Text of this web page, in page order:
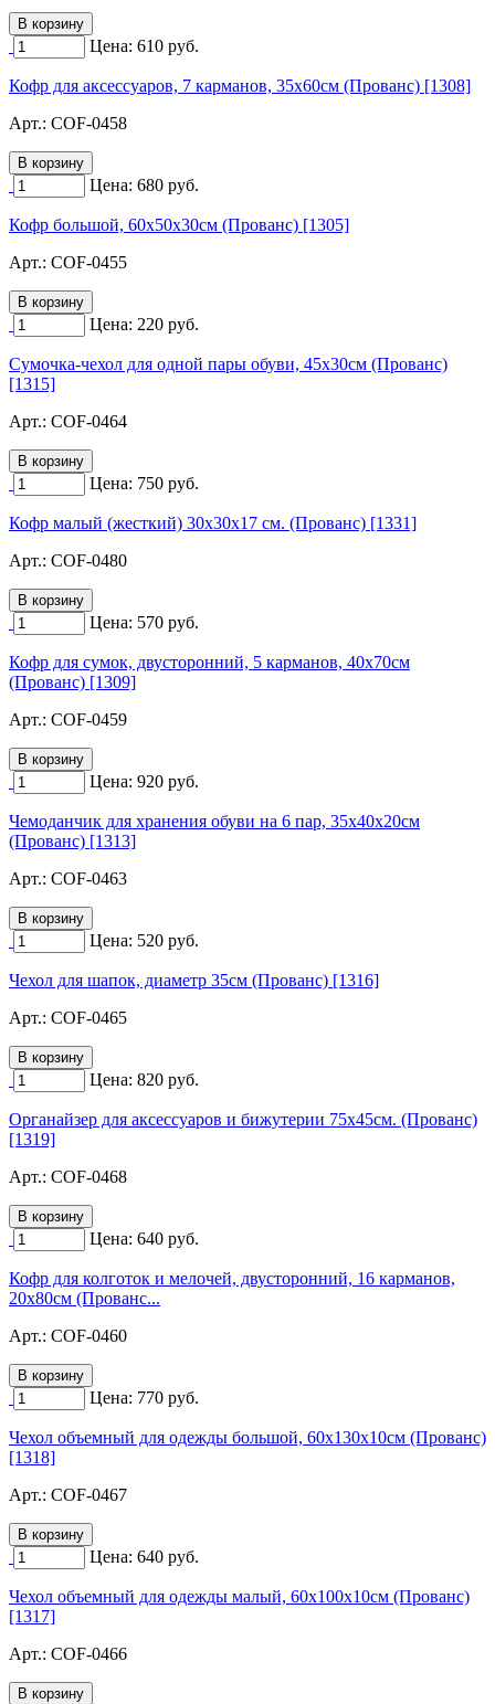
Цена: 610 руб.
Кофр для аксессуаров, 7 карманов, 35х60см (Прованс) [1308]
Арт.: COF-0458
Цена: 680 руб.
Кофр большой, 60х50х30см (Прованс) [1305]
Арт.: COF-0455
Цена: 220 руб.
Сумочка-чехол для одной пары обуви, 45х30см (Прованс)
[1315]
Арт.: COF-0464
Цена: 750 руб.
Кофр малый (жесткий) 30х30х17 см. (Прованс) [1331]
Арт.: COF-0480
Цена: 570 руб.
Кофр для сумок, двусторонний, 5 карманов, 40х70см
(Прованс) [1309]
Арт.: COF-0459
Цена: 920 руб.
Чемоданчик для хранения обуви на 6 пар, 35х40х20см
(Прованс) [1313]
Арт.: COF-0463
Цена: 520 руб.
Чехол для шапок, диаметр 35см (Прованс) [1316]
Арт.: COF-0465
Цена: 820 руб.
Органайзер для аксессуаров и бижутерии 75х45см. (Прованс)
[1319]
Арт.: COF-0468
Цена: 640 руб.
Кофр для колготок и мелочей, двусторонний, 16 карманов,
20х80см (Прованс...
Арт.: COF-0460
Цена: 770 руб.
Чехол объемный для одежды большой, 60х130х10см (Прованс)
[1318]
Арт.: COF-0467
Цена: 640 руб.
Чехол объемный для одежды малый, 60х100х10см (Прованс)
[1317]
Арт.: COF-0466